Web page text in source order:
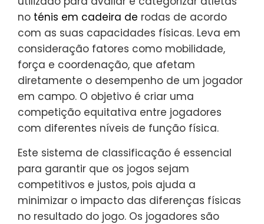
no ténis em cadeira de rodas de acordo
com as suas capacidades físicas. Leva em
consideração fatores como mobilidade,
força e coordenação, que afetam
diretamente o desempenho de um jogador
em campo. O objetivo é criar uma
competição equitativa entre jogadores
com diferentes níveis de função física.
Este sistema de classificação é essencial
para garantir que os jogos sejam
competitivos e justos, pois ajuda a
minimizar o impacto das diferenças físicas
no resultado do jogo. Os jogadores são